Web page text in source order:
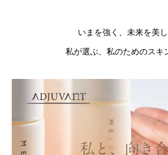
いまを強く、未来を美し
私が選ぶ、私のためのスキ